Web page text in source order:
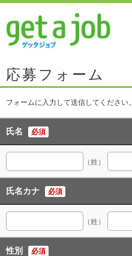
応募フォーム
フォームに入力して送信してください。
氏名 必須
（姓）
氏名カナ 必須
（姓）
性別 必須